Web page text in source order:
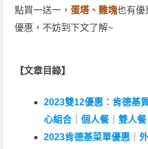
點買一送一，蛋塔、雞塊也有優
優惠，不妨到下文了解~
【文章目錄】
2023雙12優惠 ： 肯德基
心組合 ｜個人餐｜雙人餐
2023肯德基菜單優惠 ｜